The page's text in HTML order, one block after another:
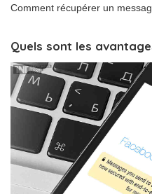
Comment récupérer un
Quels sont les